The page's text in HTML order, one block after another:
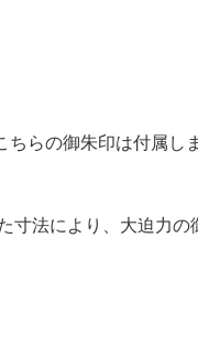
らの御朱印は付属し
寸法により、大迫力の